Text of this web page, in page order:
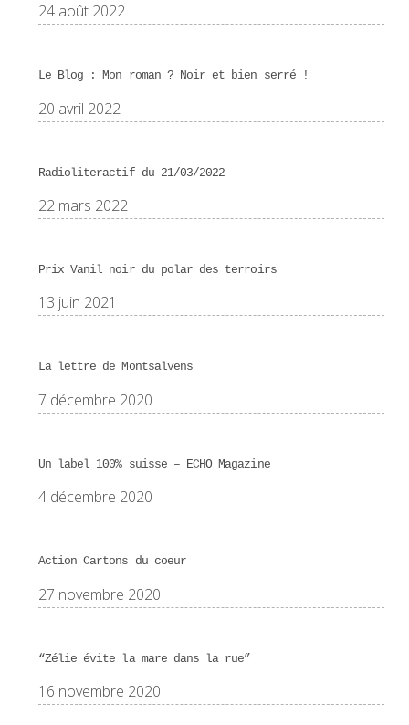
24 août 2022
Le Blog : Mon roman ? Noir et bien serré !
20 avril 2022
Radioliteractif du 21/03/2022
22 mars 2022
Prix Vanil noir du polar des terroirs
13 juin 2021
La lettre de Montsalvens
7 décembre 2020
Un label 100% suisse – ECHO Magazine
4 décembre 2020
Action Cartons du coeur
27 novembre 2020
“Zélie évite la mare dans la rue”
16 novembre 2020